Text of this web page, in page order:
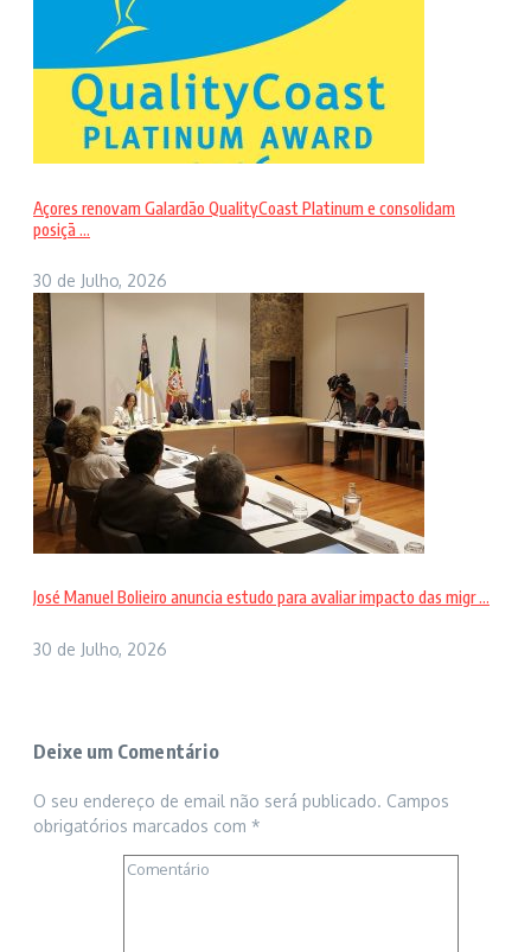
Açores renovam Galardão QualityCoast Platinum e consolidam
posiçã ...
30 de Julho, 2026
José Manuel Bolieiro anuncia estudo para avaliar impacto das migr ...
30 de Julho, 2026
Deixe um Comentário
O seu endereço de email não será publicado. Campos
obrigatórios marcados com *